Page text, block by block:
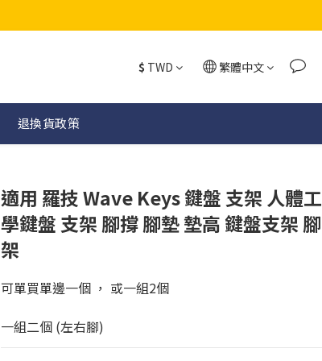
$ TWD 繁體中文
退換貨政策
適用 羅技 Wave Keys 鍵盤 支架 人體工
學鍵盤 支架 腳撐 腳墊 墊高 鍵盤支架 腳
架
可單買單邊一個 ， 或一組2個
一組二個 (左右腳)